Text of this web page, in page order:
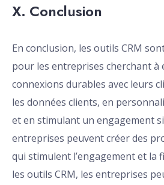
X. Conclusion
En conclusion, les outils CRM
pour les entreprises cherchant à
connexions durables avec leurs
les données clients, en
et en stimulant un engagement
entreprises peuvent créer des
qui stimulent l’engagement et la
les outils CRM, les entreprises